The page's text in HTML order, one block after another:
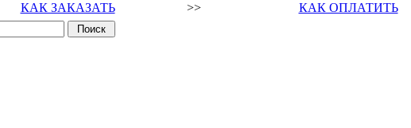
КАК ЗАКАЗАТЬ >> КАК ОПЛАТИТЬ